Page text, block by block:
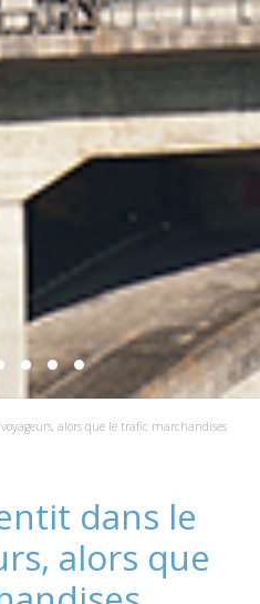
alors que le trafic marchandises
dans le
alors que